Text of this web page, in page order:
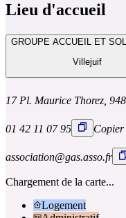
Lieu d'accueil
GROUPE ACCUEIL ET
Villejuif
17 Pl. Maurice Thorez,
01 42 11 07 95 Copier
association@gas.asso.fr
Chargement de la carte...
Logement